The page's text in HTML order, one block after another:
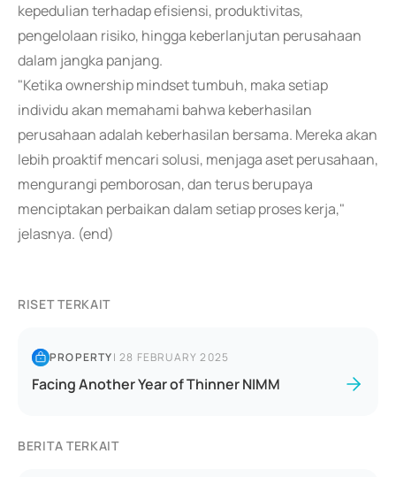
kepedulian terhadap efisiensi, produktivitas,
pengelolaan risiko, hingga keberlanjutan perusahaan
dalam jangka panjang.
"Ketika ownership mindset tumbuh, maka setiap
individu akan memahami bahwa keberhasilan
perusahaan adalah keberhasilan bersama. Mereka akan
lebih proaktif mencari solusi, menjaga aset perusahaan,
mengurangi pemborosan, dan terus berupaya
menciptakan perbaikan dalam setiap proses kerja,"
jelasnya. (end)
RISET TERKAIT
PROPERTY|28 FEBRUARY 2025
Facing Another Year of Thinner NIMM
BERITA TERKAIT